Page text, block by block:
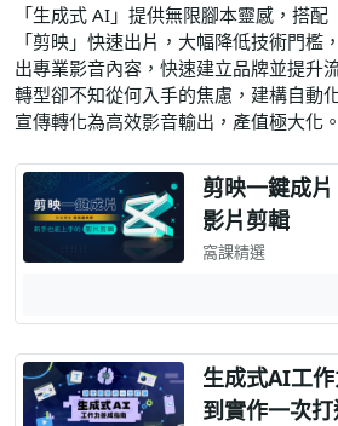
「生成式 AI」提供無限腳本靈感，搭
「剪映」快速出片，大幅降低技術門檻
出專業影音內容，快速建立品牌並提升
轉型卻不知從何入手的焦慮，建構自動
宣傳轉化為高效影音輸出，產值極大化。
剪映一鍵成
影片剪輯
窩課精選
生成式AI工
到實作一次打